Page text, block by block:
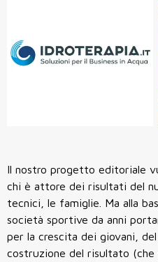
Il nostro progetto editoriale
chi è attore dei risultati del
tecnici, le famiglie. Ma alla
società sportive da anni
per la crescita dei giovani,
costruzione del risultato